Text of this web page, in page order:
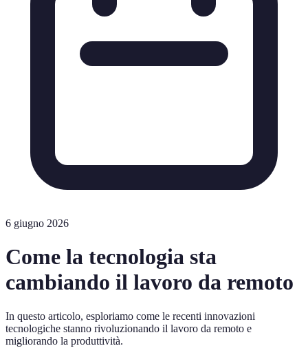
6 giugno 2026
Come la tecnologia sta
cambiando il lavoro da remoto
In questo articolo, esploriamo come le recenti innovazioni
tecnologiche stanno rivoluzionando il lavoro da remoto e
migliorando la produttività.